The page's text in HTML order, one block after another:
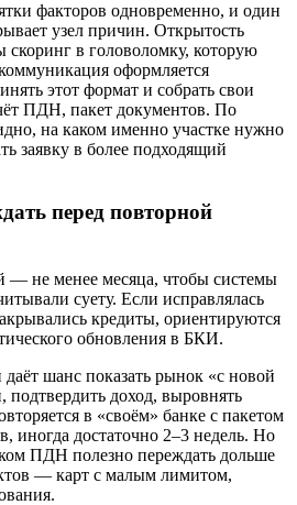
факторов одновременно, и один
узел причин. Открытость
скоринг в головоломку, которую
оформляется
этот формат и собрать свои
ПДН, пакет документов. По
на каком именно участке нужно
заявку в более подходящий
перед повторной
— не менее месяца, чтобы системы
суету. Если исправлялась
кредиты, ориентируются
обновления в БКИ.
шанс показать рынок «с новой
подтвердить доход, выровнять
в «своём» банке с пакетом
иногда достаточно 2–3 недель. Но
ПДН полезно переждать дольше
— карт с малым лимитом,